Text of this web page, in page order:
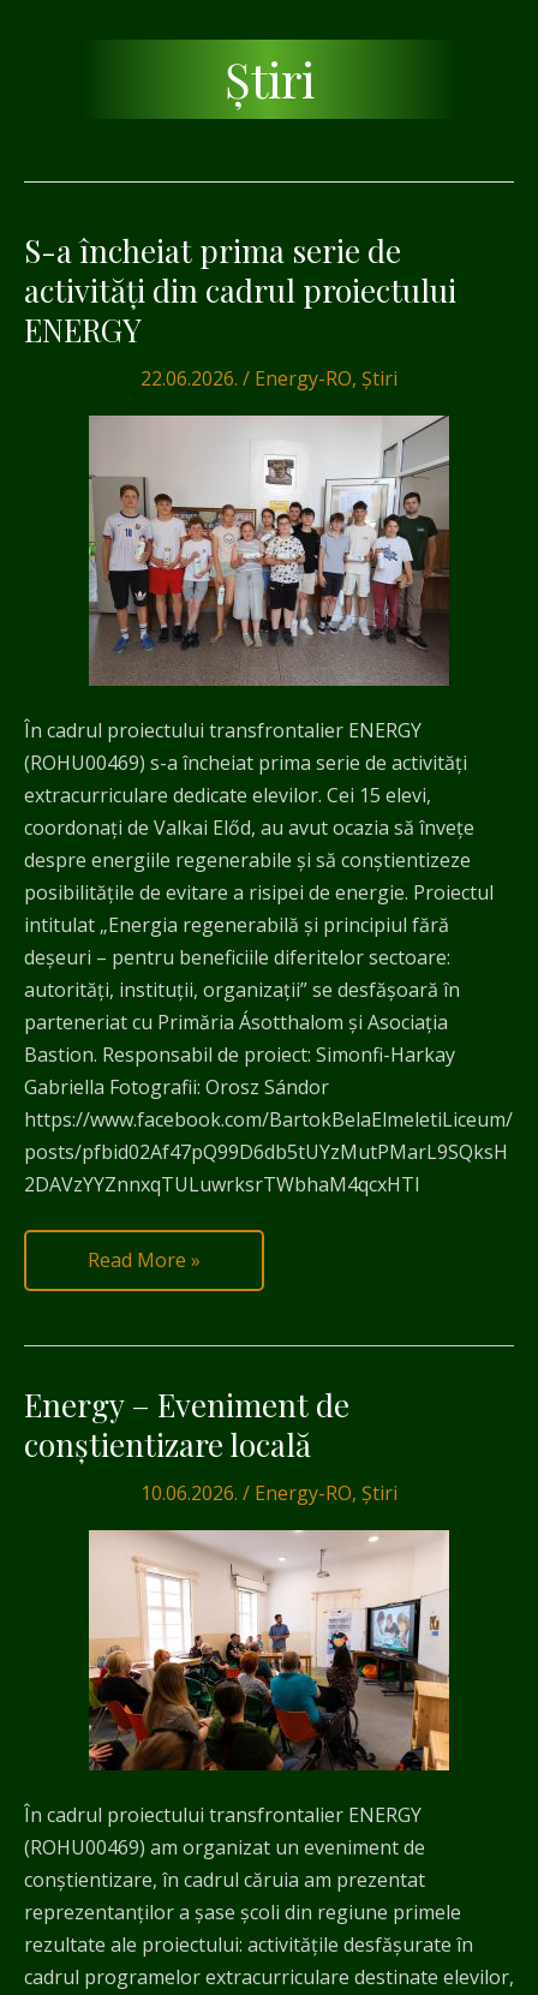
Știri
S-a încheiat prima serie de
activități din cadrul proiectului
ENERGY
22.06.2026. / Energy-RO, Știri
În cadrul proiectului transfrontalier ENERGY
(ROHU00469) s-a încheiat prima serie de activități
extracurriculare dedicate elevilor. Cei 15 elevi,
coordonați de Valkai Előd, au avut ocazia să învețe
despre energiile regenerabile și să conștientizeze
posibilitățile de evitare a risipei de energie. Proiectul
intitulat „Energia regenerabilă și principiul fără
deșeuri – pentru beneficiile diferitelor sectoare:
autorități, instituții, organizații” se desfășoară în
parteneriat cu Primăria Ásotthalom și Asociația
Bastion. Responsabil de proiect: Simonfi-Harkay
Gabriella Fotografii: Orosz Sándor
https://www.facebook.com/BartokBelaElmeletiLiceum/
posts/pfbid02Af47pQ99D6db5tUYzMutPMarL9SQksH
2DAVzYYZnnxqTULuwrksrTWbhaM4qcxHTl
S-
a
încheiat
prima
din
cadrul
proiectului
ENERGY
Read More »
Energy – Eveniment de
conștientizare locală
10.06.2026. / Energy-RO, Știri
În cadrul proiectului transfrontalier ENERGY
(ROHU00469) am organizat un eveniment de
conștientizare, în cadrul căruia am prezentat
reprezentanților a șase școli din regiune primele
rezultate ale proiectului: activitățile desfășurate în
cadrul programelor extracurriculare destinate elevilor,
Energy
–
Eveniment
conștientizare
locală